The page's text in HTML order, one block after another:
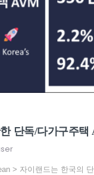
단독/다가구주택
> 자이랜드는 한국의